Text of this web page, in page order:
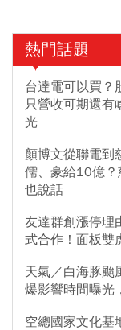
熱門話題
台達電可以買
只營收可期還有
光
顏博文從聯電到
儒、豪給10億
也說話
友達群創漲停理
式合作！面板雙
天氣／白海豚颱
爆影響時間曝光
空總國家文化基